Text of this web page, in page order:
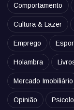
Comportamento
Cultura & Lazer
Emprego
Holambra
Mercado Imobiliário
Opinião